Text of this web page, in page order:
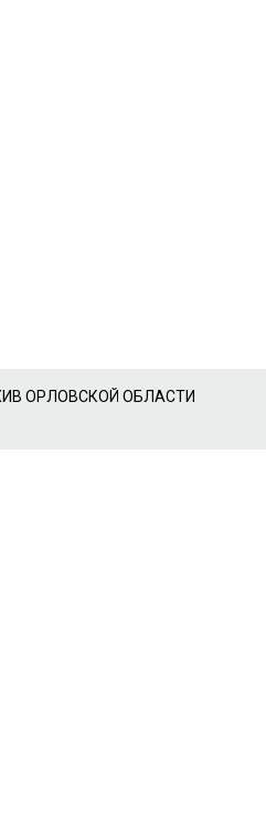
ОРЛОВСКОЙ ОБЛАСТИ